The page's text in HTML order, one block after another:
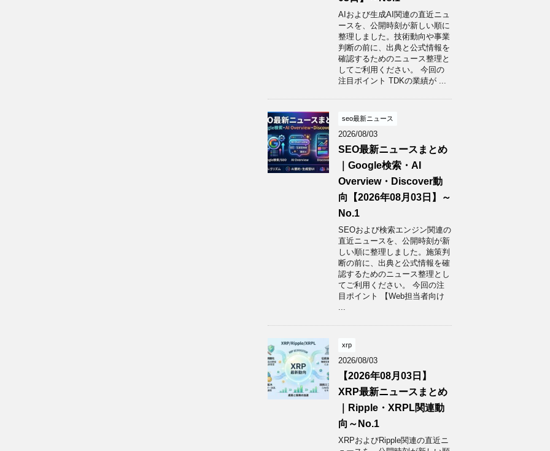
AIおよび生成AI関連の直近ニュ
ースを、公開時刻が新しい順に
整理しました。技術動向や事業
判断の前に、出典と公式情報を
確認するためのニュース整理と
してご利用ください。 今回の
注目ポイント TDKの業績が ...
seo最新ニュース
2026/08/03
SEO最新ニュースまとめ
｜Google検索・AI
Overview・Discover動
向【2026年08月03日】～
No.1
SEOおよび検索エンジン関連の
直近ニュースを、公開時刻が新
しい順に整理しました。施策判
断の前に、出典と公式情報を確
認するためのニュース整理とし
てご利用ください。 今回の注
目ポイント 【Web担当者向け
xrp
2026/08/03
【2026年08月03日】
XRP最新ニュースまとめ
｜Ripple・XRPL関連動
向～No.1
XRPおよびRipple関連の直近ニ